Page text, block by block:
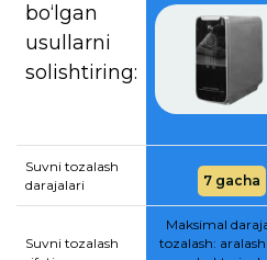
bo‘lgan
usullarni
solishtiring:
Suvni tozalash
darajalari
7 gacha
Suvni tozalash
Maksimal
tozalash: